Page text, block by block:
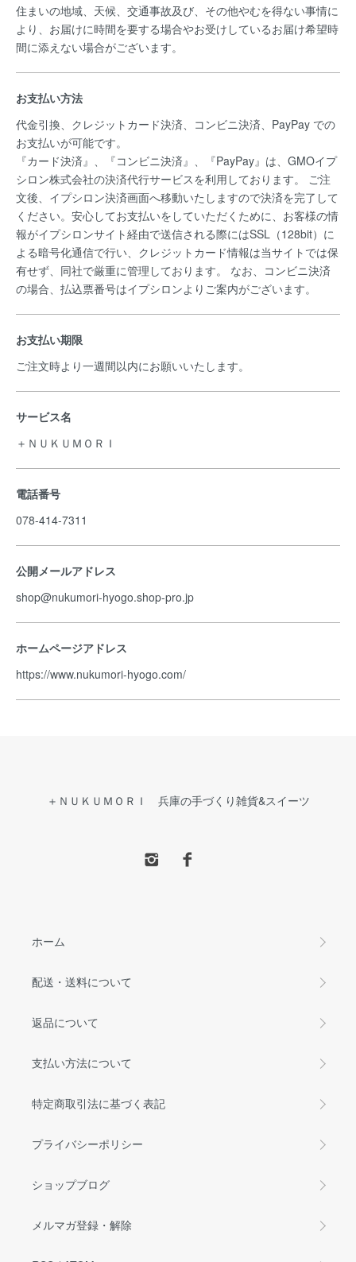
住まいの地域、天候、交通事故及び、その他やむを得ない事情に
より、お届けに時間を要する場合やお受けしているお届け希望時
間に添えない場合がございます。
お支払い方法
代金引換、クレジットカード決済、コンビニ決済、PayPay での
お支払いが可能です。
『カード決済』、『コンビニ決済』、『PayPay』は、GMOイプ
シロン株式会社の決済代行サービスを利用しております。 ご注
文後、イプシロン決済画面へ移動いたしますので決済を完了して
ください。安心してお支払いをしていただくために、お客様の情
報がイプシロンサイト経由で送信される際にはSSL（128bit）に
よる暗号化通信で行い、クレジットカード情報は当サイトでは保
有せず、同社で厳重に管理しております。 なお、コンビニ決済
の場合、払込票番号はイプシロンよりご案内がございます。
お支払い期限
ご注文時より一週間以内にお願いいたします。
サービス名
＋ＮＵＫＵＭＯＲＩ
電話番号
078-414-7311
公開メールアドレス
shop@nukumori-hyogo.shop-pro.jp
ホームページアドレス
https://www.nukumori-hyogo.com/
＋ＮＵＫＵＭＯＲＩ 兵庫の手づくり雑貨&スイーツ
ホーム
配送・送料について
返品について
支払い方法について
特定商取引法に基づく表記
プライバシーポリシー
ショップブログ
メルマガ登録・解除